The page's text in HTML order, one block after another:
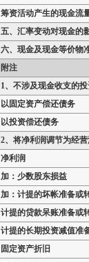
筹资活动产生的现金流
五、汇率变动对现金的
六、现金及现金等价物
附注
1、不涉及现金收支的
以固定资产偿还债务
以投资偿还债务
2、将净利润调节为经
净利润
加：少数股东损益
加：计提的坏帐准备或
计提的贷款呆账准备或
计提的长期投资减值准
固定资产折旧